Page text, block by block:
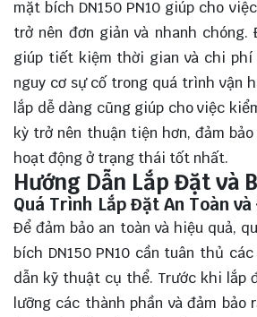
mặt bích DN150 PN10 giúp cho
trở nên đơn giản và nhanh chóng.
giúp tiết kiệm thời gian và chi phí
nguy cơ sự cố trong quá trình vận
lắp dễ dàng cũng giúp cho việc
kỳ trở nên thuận tiện hơn, đảm
hoạt động ở trạng thái tốt nhất.
Hướng Dẫn Lắp Đặt và
Quá Trình Lắp Đặt An Toàn
Để đảm bảo an toàn và hiệu quả,
bích DN150 PN10 cần tuân thủ
dẫn kỹ thuật cụ thể. Trước khi lắp
lưỡng các thành phần và đảm bảo